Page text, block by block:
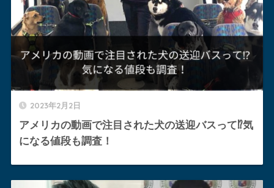
2023年2月2日
アメリカの動画で注目された犬の送迎バスって⁉︎気
になる値段も調査！